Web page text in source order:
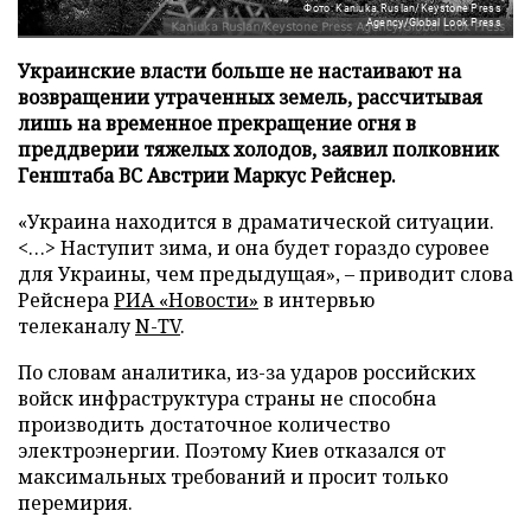
Фото: Kaniuka Ruslan/Keystone Press
Agency/Global Look Press
Украинские власти больше не настаивают на
возвращении утраченных земель, рассчитывая
лишь на временное прекращение огня в
преддверии тяжелых холодов, заявил полковник
Генштаба ВС Австрии Маркус Рейснер.
«Украина находится в драматической ситуации.
<…> Наступит зима, и она будет гораздо суровее
для Украины, чем предыдущая», – приводит слова
РейснераРИА «Новости» в интервью
телеканалуN-TV.
По словам аналитика, из-за ударов российских
войск инфраструктура страны не способна
производить достаточное количество
электроэнергии. Поэтому Киев отказался от
максимальных требований и просит только
перемирия.